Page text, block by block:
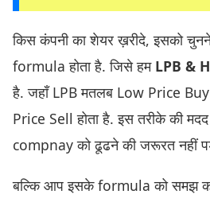
किस कंपनी का शेयर ख़रीदे, इसको
formula होता है. जिसे हम LPB &
है. जहाँ LPB मतलब Low Price
Price Sell होता है. इस तरीके की
compnay को ढूढने की जरूरत नहीं
बल्कि आप इसके formula को समझ